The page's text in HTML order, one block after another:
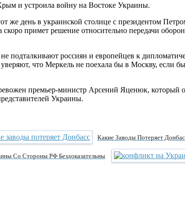
и устроила войну на Востоке Украины.
день в украинской столице с президентом
примет решение относительно передачи
подталкивают россиян и европейцев к
что Меркель не поехала бы в Москву, если
премьер-министр Арсений Яценюк, который
Украины.
Какие Заводы Потеряет
Со Стороны РФ Бездоказательны